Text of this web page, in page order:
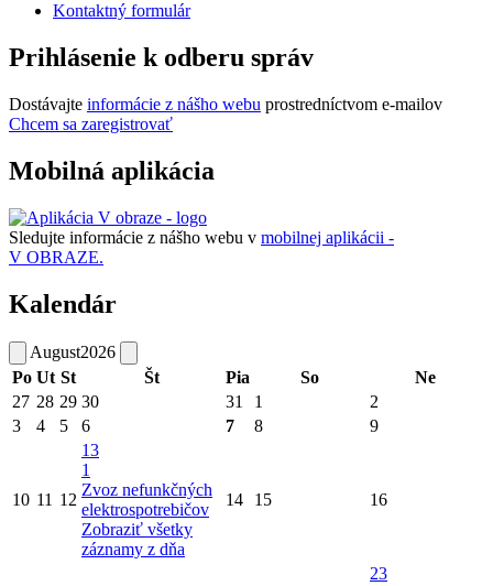
Kontaktný formulár
Prihlásenie k odberu správ
Dostávajte informácie z nášho webu prostredníctvom e-mailov
Chcem sa zaregistrovať
Mobilná aplikácia
Sledujte informácie z nášho webu v mobilnej aplikácii -
V OBRAZE.
Kalendár
August2026
Po Ut St Št Pia So
Ne
27 28 29 30 31 1
2
3
4 5 6 7 8 9
10 11 12
13
1
Zvoz nefunkčných
elektrospotrebičov
Zobraziť všetky
záznamy z dňa
14 15 16
23